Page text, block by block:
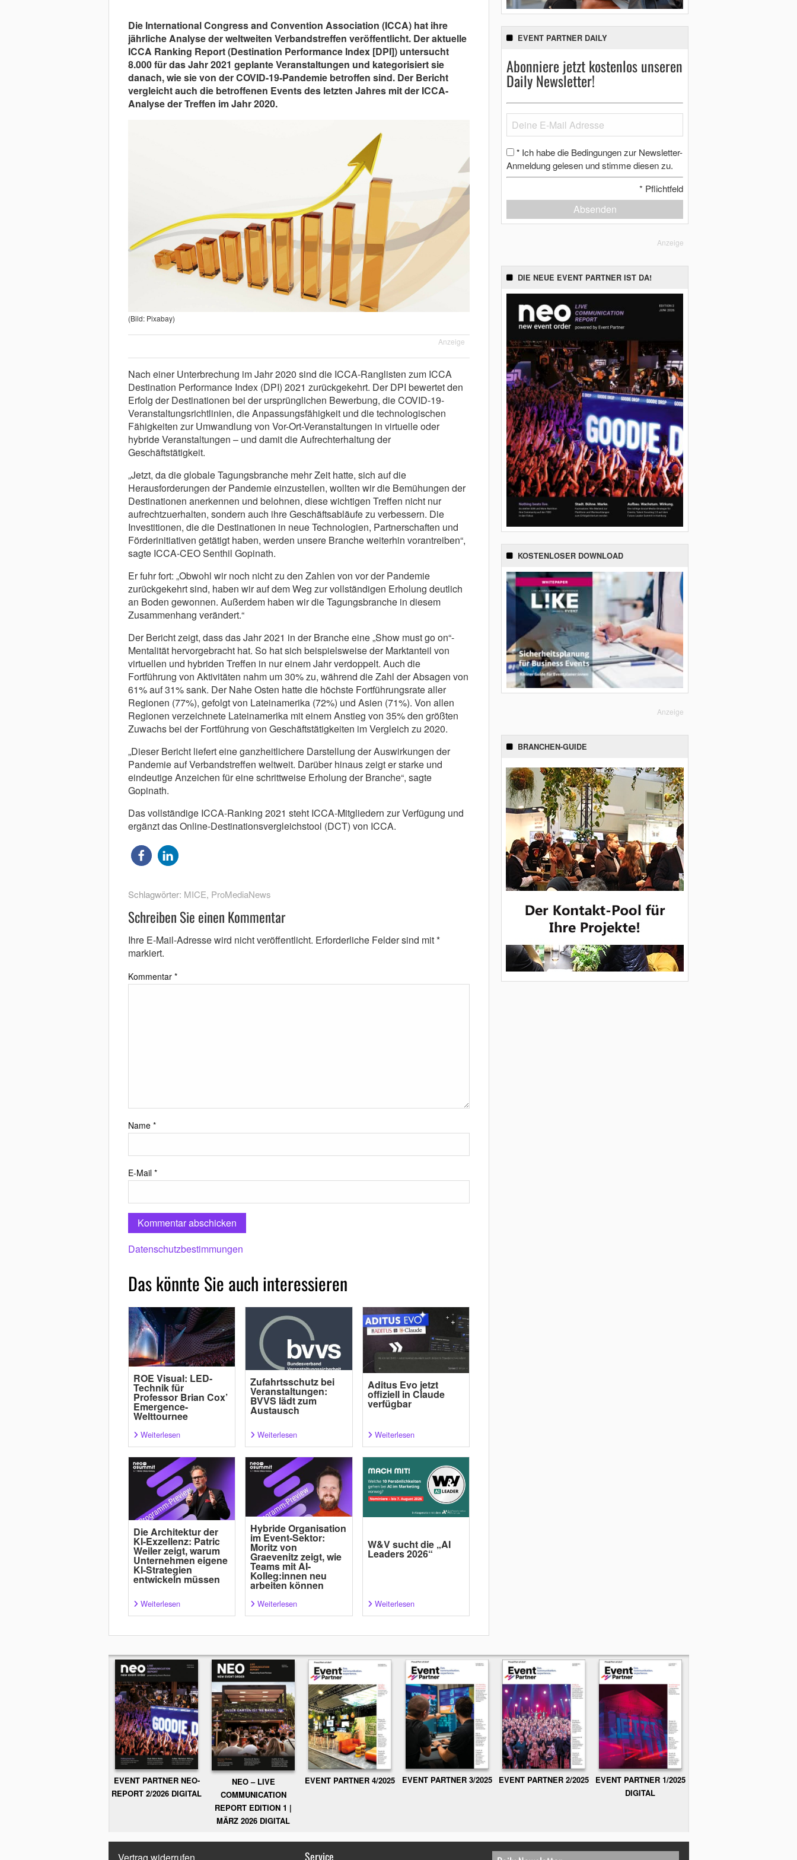
Die International Congress and Convention Association (ICCA) hat ihre
jährliche Analyse der weltweiten Verbandstreffen veröffentlicht. Der aktuelle
ICCA Ranking Report (Destination Performance Index [DPI]) untersucht
8.000 für das Jahr 2021 geplante Veranstaltungen und kategorisiert sie
danach, wie sie von der COVID-19-Pandemie betroffen sind. Der Bericht
vergleicht auch die betroffenen Events des letzten Jahres mit der ICCA-
Analyse der Treffen im Jahr 2020.
(Bild: Pixabay)
Anzeige
Nach einer Unterbrechung im Jahr 2020 sind die ICCA-Ranglisten zum ICCA
Destination Performance Index (DPI) 2021 zurückgekehrt. Der DPI bewertet den
Erfolg der Destinationen bei der ursprünglichen Bewerbung, die COVID-19-
Veranstaltungsrichtlinien, die Anpassungsfähigkeit und die technologischen
Fähigkeiten zur Umwandlung von Vor-Ort-Veranstaltungen in virtuelle oder
hybride Veranstaltungen – und damit die Aufrechterhaltung der
Geschäftstätigkeit.
„Jetzt, da die globale Tagungsbranche mehr Zeit hatte, sich auf die
Herausforderungen der Pandemie einzustellen, wollten wir die Bemühungen der
Destinationen anerkennen und belohnen, diese wichtigen Treffen nicht nur
aufrechtzuerhalten, sondern auch ihre Geschäftsabläufe zu verbessern. Die
Investitionen, die die Destinationen in neue Technologien, Partnerschaften und
Förderinitiativen getätigt haben, werden unsere Branche weiterhin vorantreiben“,
sagte ICCA-CEO Senthil Gopinath.
Er fuhr fort: „Obwohl wir noch nicht zu den Zahlen von vor der Pandemie
zurückgekehrt sind, haben wir auf dem Weg zur vollständigen Erholung deutlich
an Boden gewonnen. Außerdem haben wir die Tagungsbranche in diesem
Zusammenhang verändert.“
Der Bericht zeigt, dass das Jahr 2021 in der Branche eine „Show must go on“-
Mentalität hervorgebracht hat. So hat sich beispielsweise der Marktanteil von
virtuellen und hybriden Treffen in nur einem Jahr verdoppelt. Auch die
Fortführung von Aktivitäten nahm um 30% zu, während die Zahl der Absagen von
61% auf 31% sank. Der Nahe Osten hatte die höchste Fortführungsrate aller
Regionen (77%), gefolgt von Lateinamerika (72%) und Asien (71%). Von allen
Regionen verzeichnete Lateinamerika mit einem Anstieg von 35% den größten
Zuwachs bei der Fortführung von Geschäftstätigkeiten im Vergleich zu 2020.
„Dieser Bericht liefert eine ganzheitlichere Darstellung der Auswirkungen der
Pandemie auf Verbandstreffen weltweit. Darüber hinaus zeigt er starke und
eindeutige Anzeichen für eine schrittweise Erholung der Branche“, sagte
Gopinath.
Das vollständige ICCA-Ranking 2021 steht ICCA-Mitgliedern zur Verfügung und
ergänzt das Online-Destinationsvergleichstool (DCT) von ICCA.
Schlagwörter: MICE, ProMediaNews
Schreiben Sie einen Kommentar
Ihre E-Mail-Adresse wird nicht veröffentlicht. Erforderliche Felder sind mit*
markiert.
Kommentar *
Name *
E-Mail *
Datenschutzbestimmungen
Das könnte Sie auch interessieren
ROE Visual: LED-
Technik für
Professor Brian Cox’
Emergence-
Welttournee
Weiterlesen
Zufahrtsschutz bei
Veranstaltungen:
BVVS lädt zum
Austausch
Weiterlesen
Aditus Evo jetzt
offiziell in Claude
verfügbar
Weiterlesen
Die Architektur der
KI-Exzellenz: Patric
Weiler zeigt, warum
Unternehmen eigene
KI-Strategien
entwickeln müssen
Weiterlesen
Hybride Organisation
im Event-Sektor:
Moritz von
Graevenitz zeigt, wie
Teams mit AI-
Kolleg:innen neu
arbeiten können
Weiterlesen
W&V sucht die „AI
Leaders 2026“
Weiterlesen
EVENT PARTNER DAILY
Abonniere jetzt kostenlos unseren
Daily Newsletter!
* Ich habe die Bedingungen zur Newsletter-
Anmeldung gelesen und stimme diesen zu.
* Pflichtfeld
Absenden
Anzeige
DIE NEUE EVENT PARTNER IST DA!
KOSTENLOSER DOWNLOAD
Anzeige
BRANCHEN-GUIDE
EVENT PARTNER NEO-
REPORT 2/2026 DIGITAL
NEO – LIVE
COMMUNICATION
REPORT EDITION 1 |
MÄRZ 2026 DIGITAL
EVENT PARTNER 4/2025 EVENT PARTNER 3/2025 EVENT PARTNER 2/2025
EVENT PARTNER 1/2025
DIGITAL
Service